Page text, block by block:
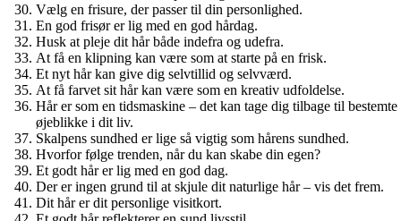
Vælg en frisure, der passer til din personlighed.
En god frisør er lig med en god hårdag.
Husk at pleje dit hår både indefra og udefra.
At få en klipning kan være som at starte på en frisk.
Et nyt hår kan give dig selvtillid og selvværd.
At få farvet sit hår kan være som en kreativ udfoldelse.
Hår er som en tidsmaskine – det kan tage dig tilbage til bestemte
øjeblikke i dit liv.
Skalpens sundhed er lige så vigtig som hårens sundhed.
Hvorfor følge trenden, når du kan skabe din egen?
Et godt hår er lig med en god dag.
Der er ingen grund til at skjule dit naturlige hår – vis det frem.
Dit hår er dit personlige visitkort.